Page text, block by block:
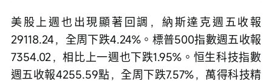
美股上週也出現顯著回調，納斯達克週五收報
29118.24，全周下跌4.24%。標普500指數週五收報
7354.02，相比上一週也下跌1.95%。恒生科技指數
週五收報4255.59點，全周下跌7.57%，萬得科技精